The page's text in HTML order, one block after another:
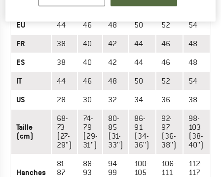
XS S M L XL
EU 44 46 48 50 52 54
FR 38 40 42 44 46 48
ES 38 40 42 44 46 48
IT 44 46 48 50 52 54
US 28 30 32 34 36 38
Taille
(cm)
68-
73
(27-
29'')
74-
79
(29-
31'')
80-
85
(31-
33'')
86-
91
(34-
36'')
92-
97
(36-
38'')
98-
103
(38-
40'')
Hanches
81-
87
88-
93
94-
99
100-
105
106-
111
112-
117